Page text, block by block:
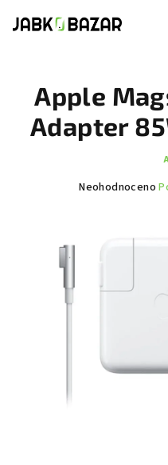
Apple
Adapter
Průměrné
Neohodnoceno